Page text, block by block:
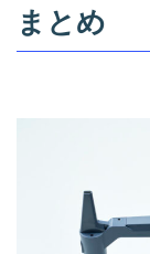
まとめ